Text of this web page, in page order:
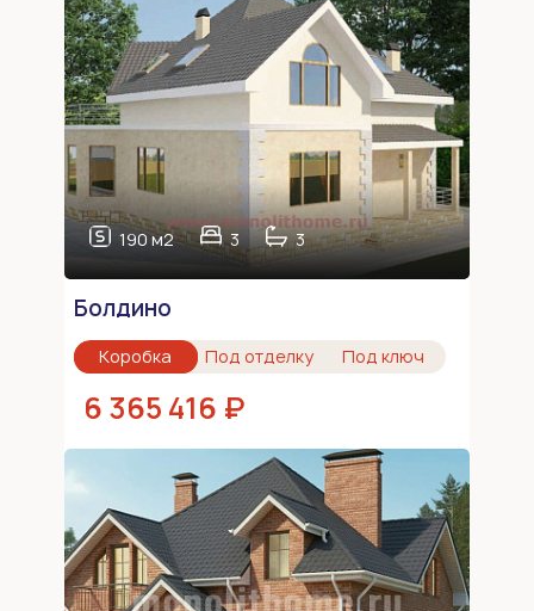
190 м2 3 3
Болдино
Коробка Под отделку Под ключ
6 365 416 ₽